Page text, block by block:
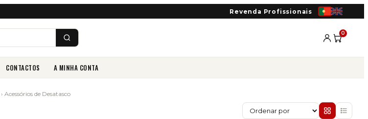
Revenda Profissionais
0
CONTACTOS A MINHA CONTA
› Acessórios de Desatasco